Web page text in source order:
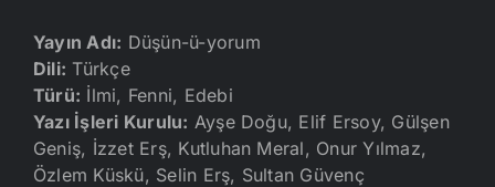
Yayın Adı: Düşün-ü-yorum
Dili: Türkçe
Türü: İlmi, Fenni, Edebi
Yazı İşleri Kurulu: Ayşe Doğu, Elif Ersoy, Gülşen
Geniş, İzzet Erş, Kutluhan Meral, Onur Yılmaz,
Özlem Küskü, Selin Erş, Sultan Güvenç